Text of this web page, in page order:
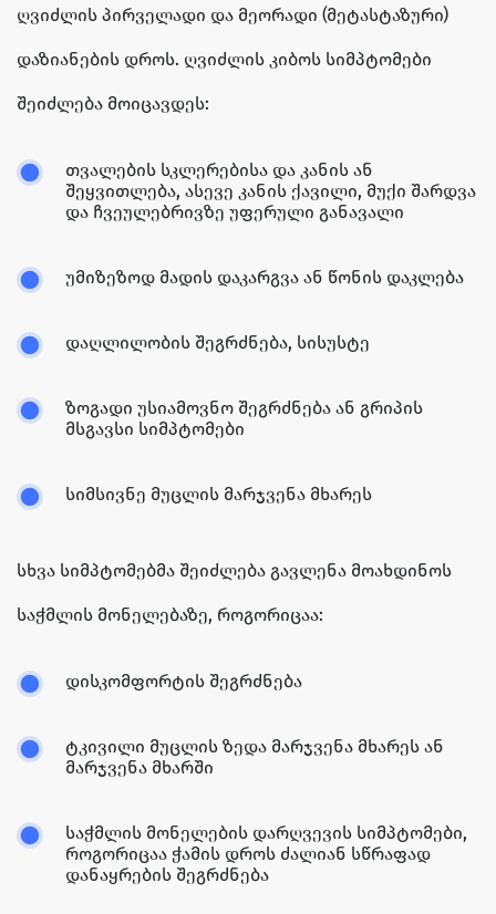
ღვიძლის პირველადი და მეორადი (მეტასტაზური)
დაზიანების დროს. ღვიძლის კიბოს სიმპტომები
შეიძლება მოიცავდეს:
თვალების სკლერებისა და კანის ან
შეყვითლება, ასევე კანის ქავილი, მუქი შარდვა
და ჩვეულებრივზე უფერული განავალი
უმიზეზოდ მადის დაკარგვა ან წონის დაკლება
დაღლილობის შეგრძნება, სისუსტე
ზოგადი უსიამოვნო შეგრძნება ან გრიპის
მსგავსი სიმპტომები
სიმსივნე მუცლის მარჯვენა მხარეს
სხვა სიმპტომებმა შეიძლება გავლენა მოახდინოს
საჭმლის მონელებაზე, როგორიცაა:
დისკომფორტის შეგრძნება
ტკივილი მუცლის ზედა მარჯვენა მხარეს ან
მარჯვენა მხარში
საჭმლის მონელების დარღვევის სიმპტომები,
როგორიცაა ჭამის დროს ძალიან სწრაფად
დანაყრების შეგრძნება